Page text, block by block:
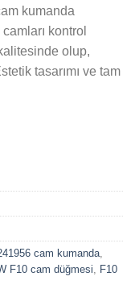
kumanda
kontrol
olup,
tasarımı ve tam
cam kumanda
F10 cam düğmesi
F10